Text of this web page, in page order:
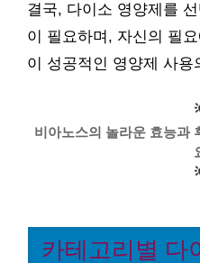
결국, 다이소 영양제를
이 필요하며, 자신의 필
이 성공적인 영양제 사용
비아노스의 놀라운 효능과
카테고리별 다